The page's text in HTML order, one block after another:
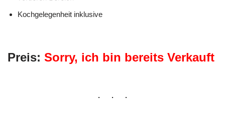
Kochgelegenheit inklusive
Preis: Sorry, ich bin bereits Verkauft